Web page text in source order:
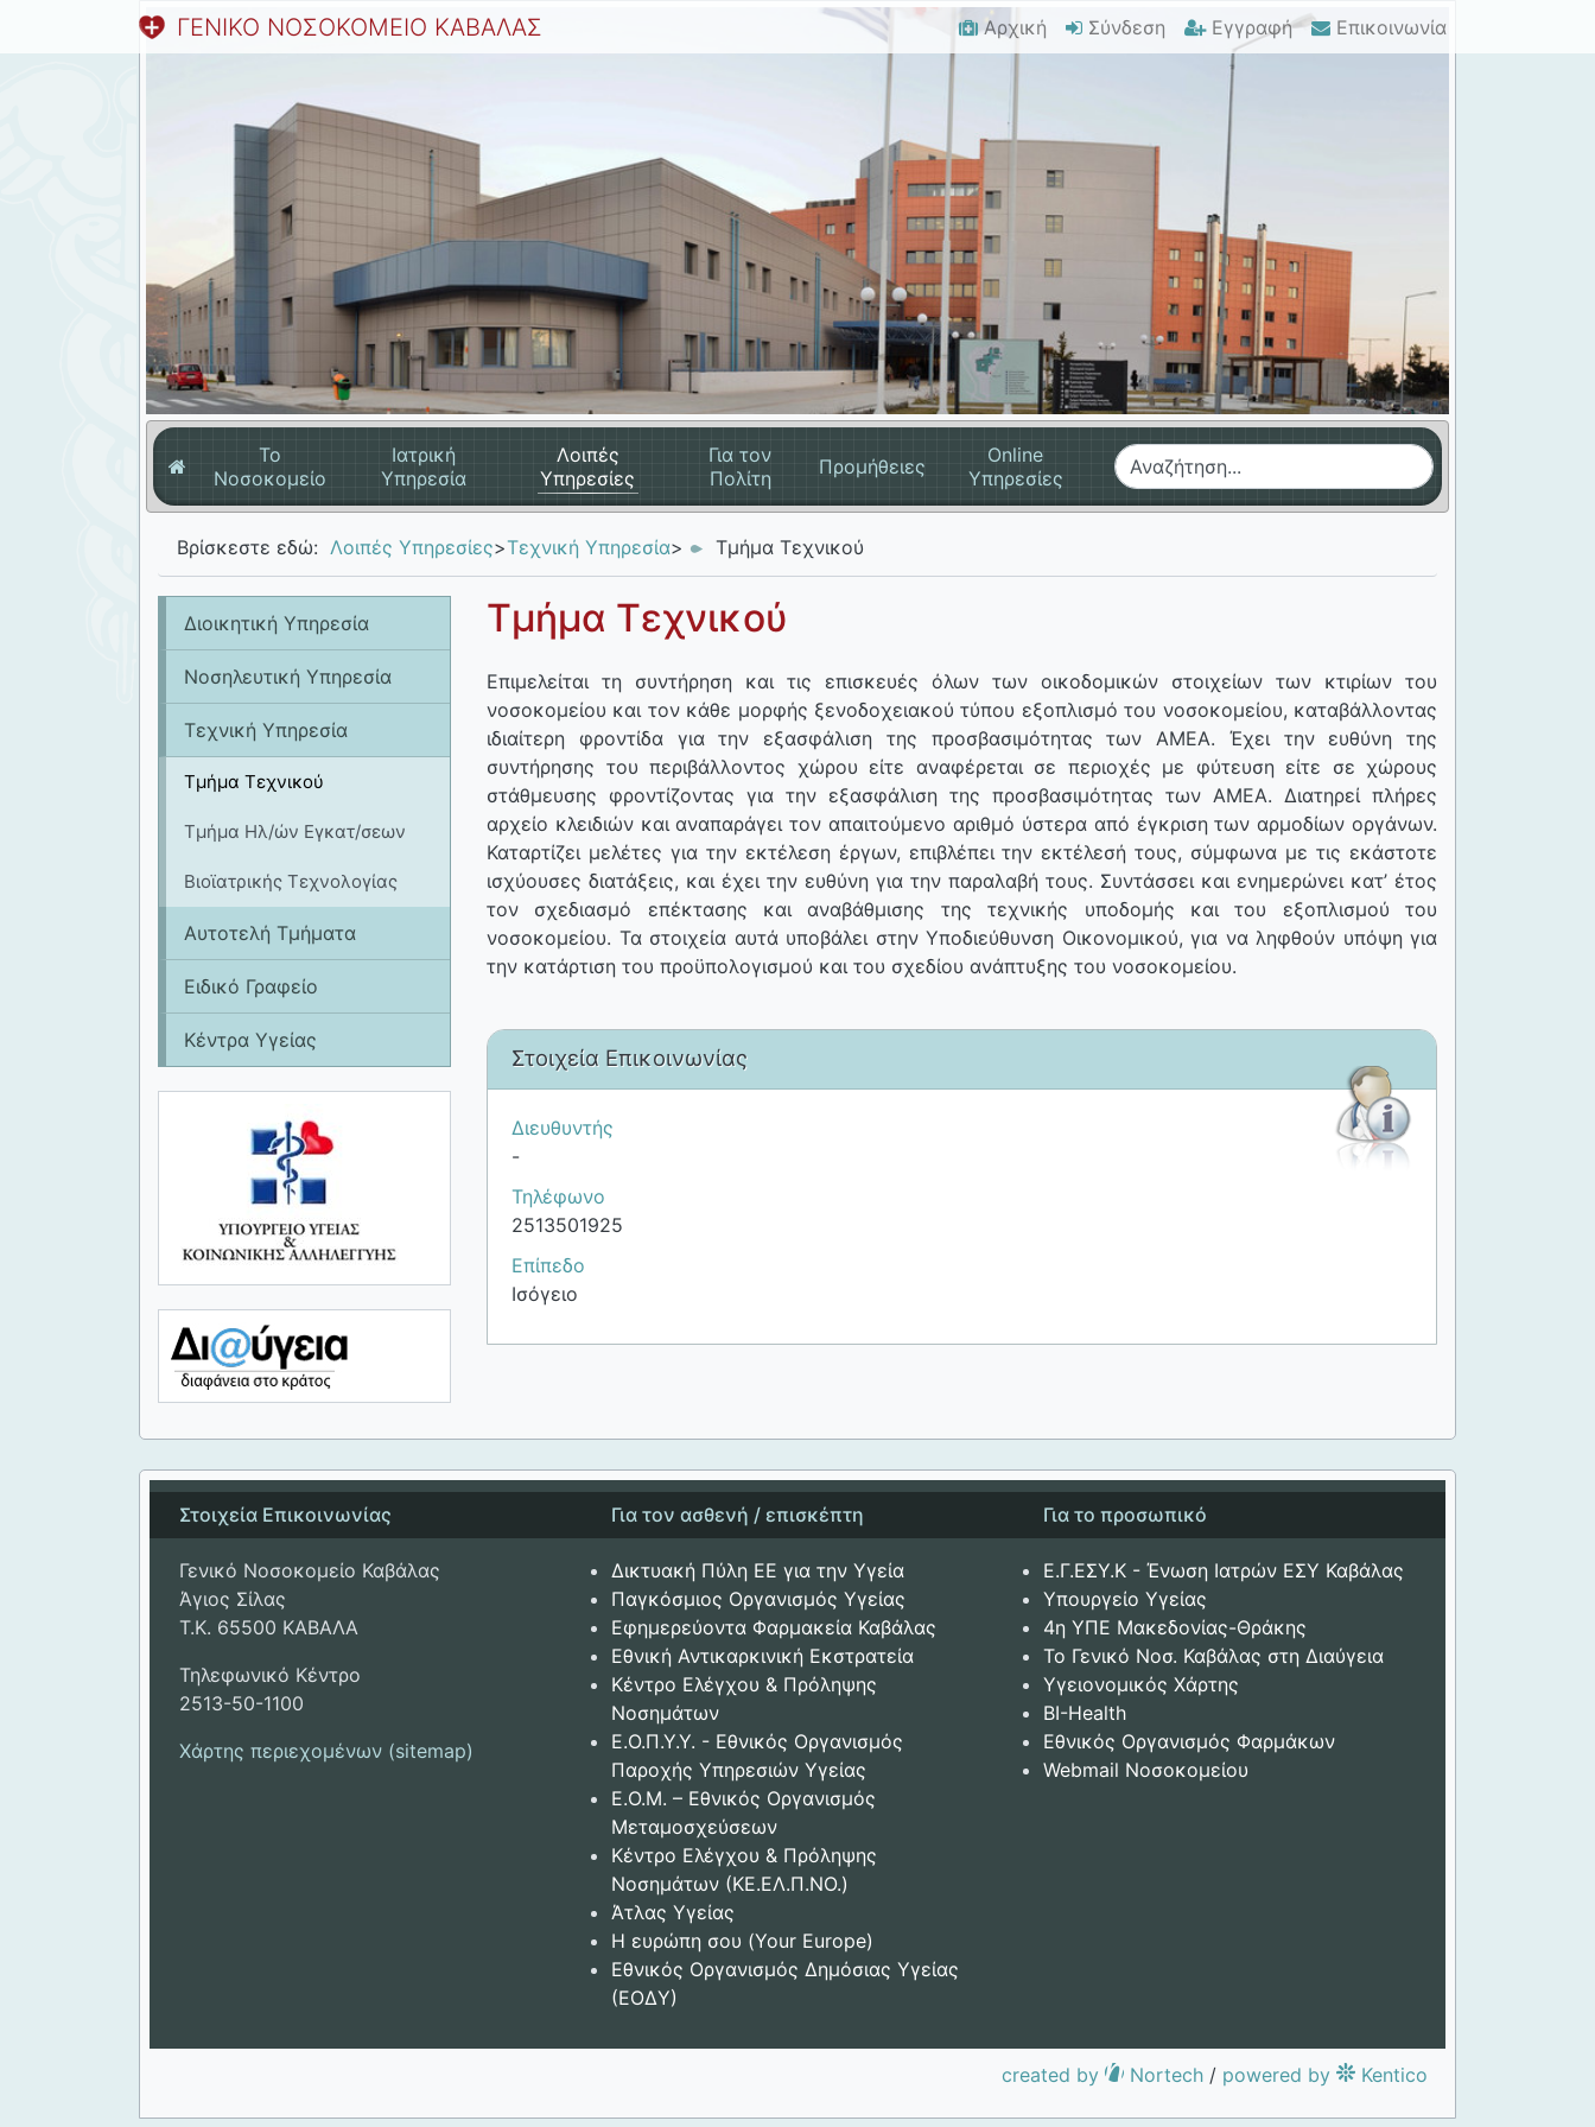
ΓΕΝΙΚΟ ΝΟΣΟΚΟΜΕΙΟ ΚΑΒΑΛΑΣ Αρχική Σύνδεση Εγγραφή Επικοινωνία
Το
Νοσοκομείο
Ιατρική
Υπηρεσία
Λοιπές
Υπηρεσίες
Για τον
Πολίτη
Προμήθειες
Online
Υπηρεσίες
Βρίσκεστε εδώ: Λοιπές Υπηρεσίες>Tεχνική Υπηρεσία> Τμήμα Τεχνικού
Διοικητική Υπηρεσία
Νοσηλευτική Υπηρεσία
Tεχνική Υπηρεσία
Τμήμα Τεχνικού
Τμήμα Ηλ/ών Εγκατ/σεων
Βιοϊατρικής Τεχνολογίας
Αυτοτελή Τμήματα
Ειδικό Γραφείο
Κέντρα Υγείας
Τμήμα Τεχνικού
Επιμελείται τη συντήρηση και τις επισκευές όλων των οικοδομικών στοιχείων των κτιρίων του
νοσοκομείου και τον κάθε μορφής ξενοδοχειακού τύπου εξοπλισμό του νοσοκομείου, καταβάλλοντας
ιδιαίτερη φροντίδα για την εξασφάλιση της προσβασιμότητας των ΑΜΕΑ. Έχει την ευθύνη της
συντήρησης του περιβάλλοντος χώρου είτε αναφέρεται σε περιοχές με φύτευση είτε σε χώρους
στάθμευσης φροντίζοντας για την εξασφάλιση της προσβασιμότητας των ΑΜΕΑ. Διατηρεί πλήρες
αρχείο κλειδιών και αναπαράγει τον απαιτούμενο αριθμό ύστερα από έγκριση των αρμοδίων οργάνων.
Καταρτίζει μελέτες για την εκτέλεση έργων, επιβλέπει την εκτέλεσή τους, σύμφωνα με τις εκάστοτε
ισχύουσες διατάξεις, και έχει την ευθύνη για την παραλαβή τους. Συντάσσει και ενημερώνει κατ’ έτος
τον σχεδιασμό επέκτασης και αναβάθμισης της τεχνικής υποδομής και του εξοπλισμού του
νοσοκομείου. Τα στοιχεία αυτά υποβάλει στην Υποδιεύθυνση Οικονομικού, για να ληφθούν υπόψη για
την κατάρτιση του προϋπολογισμού και του σχεδίου ανάπτυξης του νοσοκομείου.
Στοιχεία Επικοινωνίας
Διευθυντής
-
Τηλέφωνο
2513501925
Επίπεδο
Ισόγειο
Στοιχεία Επικοινωνίας
Γενικό Νοσοκομείο Καβάλας
Άγιος Σίλας
Τ.Κ. 65500 ΚΑΒΑΛΑ
Τηλεφωνικό Κέντρο
2513-50-1100
Χάρτης περιεχομένων (sitemap)
Για τον ασθενή / επισκέπτη
Δικτυακή Πύλη ΕΕ για την Υγεία
Παγκόσμιος Οργανισμός Υγείας
Εφημερεύοντα Φαρμακεία Καβάλας
Εθνική Αντικαρκινική Εκστρατεία
Κέντρο Ελέγχου & Πρόληψης
Νοσημάτων
Ε.Ο.Π.Υ.Υ. - Εθνικός Οργανισμός
Παροχής Υπηρεσιών Υγείας
Ε.Ο.Μ. – Εθνικός Οργανισμός
Μεταμοσχεύσεων
Κέντρο Ελέγχου & Πρόληψης
Νοσημάτων (ΚΕ.ΕΛ.Π.ΝΟ.)
Άτλας Υγείας
Η ευρώπη σου (Your Europe)
Εθνικός Οργανισμός Δημόσιας Υγείας
(ΕΟΔΥ)
Για το προσωπικό
Ε.Γ.ΕΣΥ.Κ - Ένωση Ιατρών ΕΣΥ Καβάλας
Υπουργείο Υγείας
4η ΥΠΕ Μακεδονίας-Θράκης
Το Γενικό Νοσ. Καβάλας στη Διαύγεια
Υγειονομικός Χάρτης
BI-Health
Εθνικός Οργανισμός Φαρμάκων
Webmail Νοσοκομείου
created by Nortech / powered by Kentico